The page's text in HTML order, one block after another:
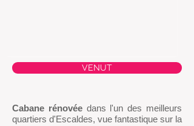
VENUT
Cabane rénovéedans l'un des meilleurs
quartiers d'Escaldes, vue fantastique sur la